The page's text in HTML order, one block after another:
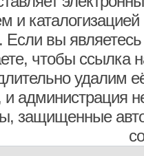
и
вы являетесь
чтобы ссылка
удалим
администрация
защищенные